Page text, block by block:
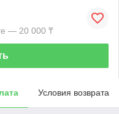
— 20 000 ₸
Условия возврата